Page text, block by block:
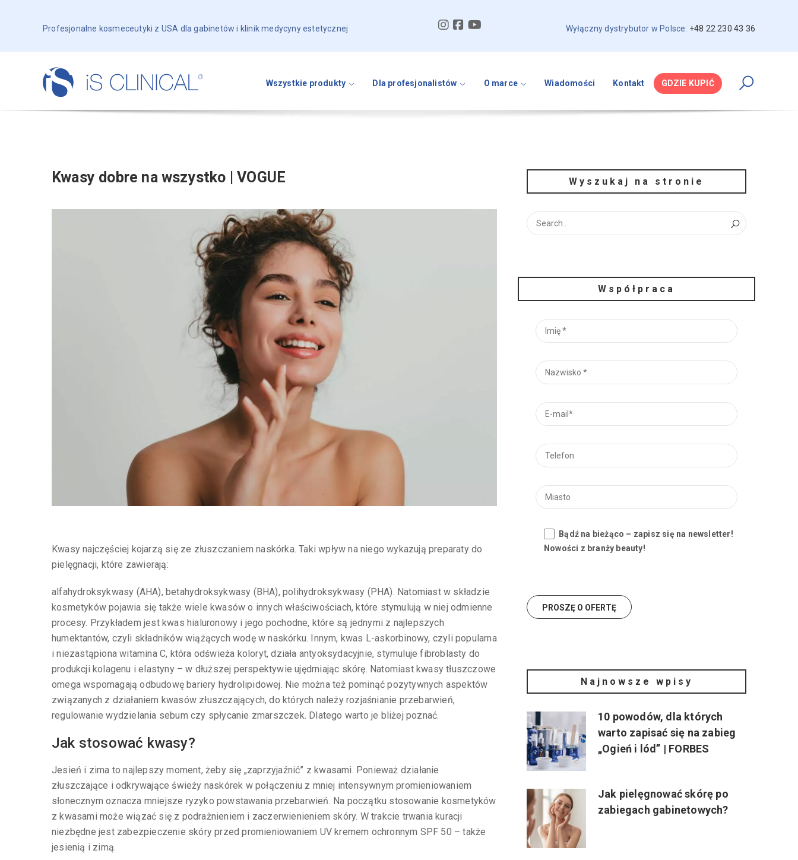
Profesjonalne kosmeceutyki z USA dla gabinetów i klinik medycyny estetycznej Wyłączny dystrybutor w Polsce: +48 22 230 43 36
Wszystkie produkty Dla profesjonalistów O marce Wiadomości Kontakt GDZIE KUPIĆ
Kwasy dobre na wszystko | VOGUE
Kwasy najczęściej kojarzą się ze złuszczaniem naskórka. Taki wpływ na niego wykazują preparaty do
pielęgnacji, które zawierają:
alfahydroksykwasy (AHA), betahydroksykwasy (BHA), polihydroksykwasy (PHA). Natomiast w składzie
kosmetyków pojawia się także wiele kwasów o innych właściwościach, które stymulują w niej odmienne
procesy. Przykładem jest kwas hialuronowy i jego pochodne, które są jednymi z najlepszych
humektantów, czyli składników wiążących wodę w naskórku. Innym, kwas L-askorbinowy, czyli popularna
i niezastąpiona witamina C, która odświeża koloryt, działa antyoksydacyjnie, stymuluje fibroblasty do
produkcji kolagenu i elastyny – w dłuższej perspektywie ujędrniając skórę. Natomiast kwasy tłuszczowe
omega wspomagają odbudowę bariery hydrolipidowej. Nie można też pominąć pozytywnych aspektów
związanych z działaniem kwasów złuszczających, do których należy rozjaśnianie przebarwień,
regulowanie wydzielania sebum czy spłycanie zmarszczek. Dlatego warto je bliżej poznać.
Jak stosować kwasy?
Jesień i zima to najlepszy moment, żeby się „zaprzyjaźnić” z kwasami. Ponieważ działanie
złuszczające i odkrywające świeży naskórek w połączeniu z mniej intensywnym promieniowaniem
słonecznym oznacza mniejsze ryzyko powstawania przebarwień. Na początku stosowanie kosmetyków
z kwasami może wiązać się z podrażnieniem i zaczerwienieniem skóry. W trakcie trwania kuracji
niezbędne jest zabezpieczenie skóry przed promieniowaniem UV kremem ochronnym SPF 50 – także
jesienią i zimą.
Wyszukaj na stronie
Współpraca
Bądź na bieżąco – zapisz się na newsletter!
Nowości z branży beauty!
Najnowsze wpisy
10 powodów, dla których
warto zapisać się na zabieg
„Ogień i lód” | FORBES
Jak pielęgnować skórę po
zabiegach gabinetowych?